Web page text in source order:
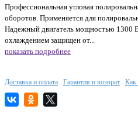
Профессиональная угловая
оборотов. Применяется для
Надежный двигатель мощностью 1300
охлаждением защищен от...
показать подробнее
Доставка и оплата Гарантия и возврат Как